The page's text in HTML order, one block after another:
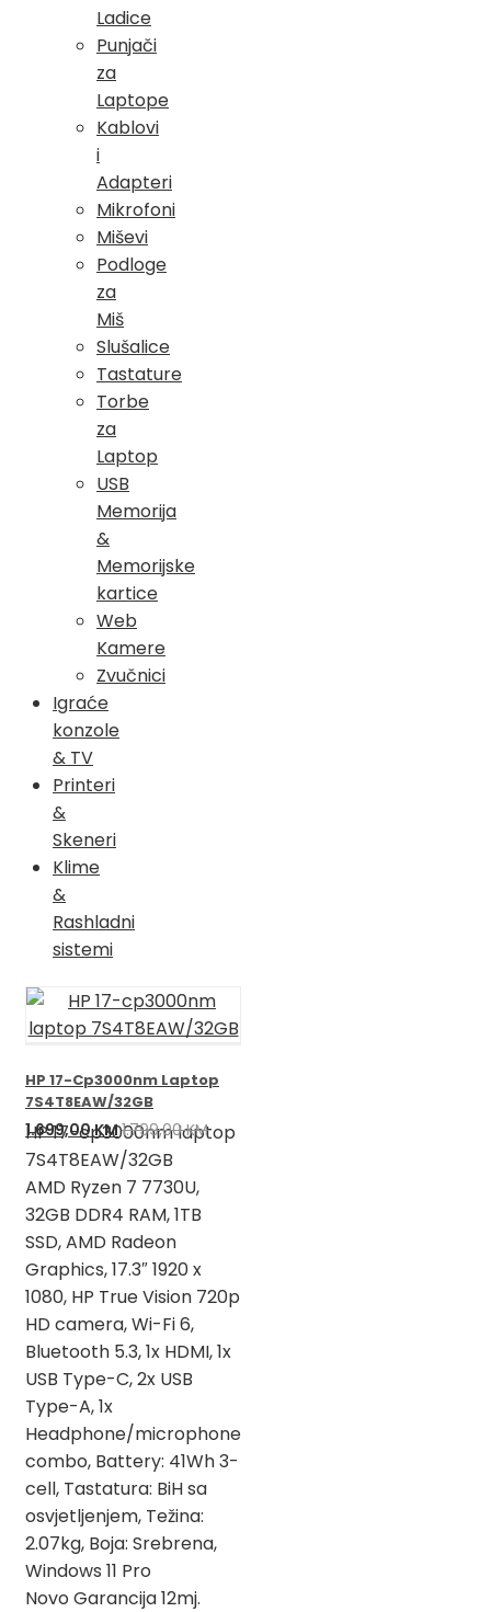
Ladice
Punjači
za
Laptope
Kablovi
i
Adapteri
Mikrofoni
Miševi
Podloge
za
Miš
Slušalice
Tastature
Torbe
za
Laptop
USB
Memorija
&
Memorijske
kartice
Web
Kamere
Zvučnici
Igraće
konzole
& TV
Printeri
&
Skeneri
Klime
&
Rashladni
sistemi
HP 17-Cp3000nm Laptop
7S4T8EAW/32GB
1.799,00KM
Izvorna
cijena
je:
1.799,00 KM.
1.699,00KMTrenutna
cijena
je:
1.699,00 KM.
HP 17-cp3000nm laptop
7S4T8EAW/32GB
AMD Ryzen 7 7730U,
32GB DDR4 RAM, 1TB
SSD, AMD Radeon
Graphics, 17.3″ 1920 x
1080, HP True Vision 720p
HD camera, Wi-Fi 6,
Bluetooth 5.3, 1x HDMI, 1x
USB Type-C, 2x USB
Type-A, 1x
Headphone/microphone
combo, Battery: 41Wh 3-
cell, Tastatura: BiH sa
osvjetljenjem, Težina:
2.07kg, Boja: Srebrena,
Windows 11 Pro
Novo Garancija 12mj.